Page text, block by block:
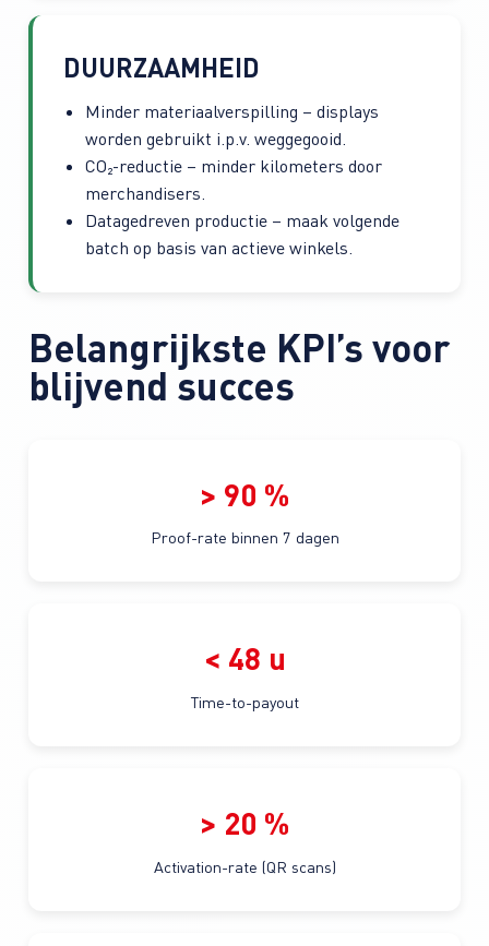
DUURZAAMHEID
Minder materiaal­verspilling – displays
worden gebruikt i.p.v. weggegooid.
CO₂-reductie – minder kilometers door
merchandisers.
Datagedreven productie – maak volgende
batch op basis van actieve winkels.
Belangrijkste KPI’s voor
blijvend succes
> 90 %
Proof-rate binnen 7 dagen
< 48 u
Time-to-payout
> 20 %
Activation-rate (QR scans)